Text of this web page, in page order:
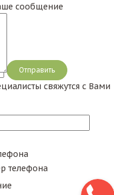
сообщение
Сообщение
свяжутся с Вами
телефона